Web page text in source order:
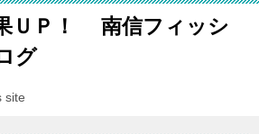
ＵＰ！ 南信フィッシ
グ
site